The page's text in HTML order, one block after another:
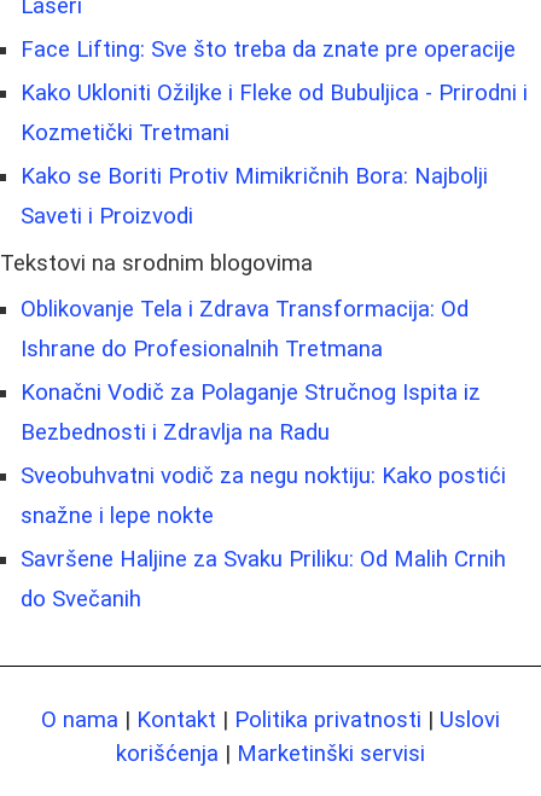
Laseri
Face Lifting: Sve što treba da znate pre operacije
Kako Ukloniti Ožiljke i Fleke od Bubuljica - Prirodni i
Kozmetički Tretmani
Kako se Boriti Protiv Mimikričnih Bora: Najbolji
Saveti i Proizvodi
Tekstovi na srodnim blogovima
Oblikovanje Tela i Zdrava Transformacija: Od
Ishrane do Profesionalnih Tretmana
Konačni Vodič za Polaganje Stručnog Ispita iz
Bezbednosti i Zdravlja na Radu
Sveobuhvatni vodič za negu noktiju: Kako postići
snažne i lepe nokte
Savršene Haljine za Svaku Priliku: Od Malih Crnih
do Svečanih
O nama | Kontakt | Politika privatnosti | Uslovi
korišćenja | Marketinški servisi